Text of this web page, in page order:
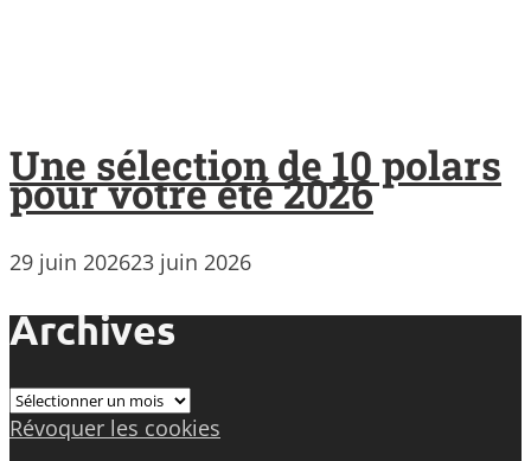
Une sélection de 10 polars
pour votre été 2026
29 juin 202623 juin 2026
Archives
Archives
Révoquer les cookies